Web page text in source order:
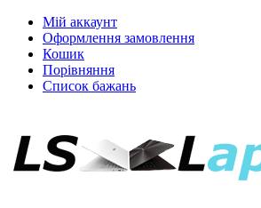
Мій аккаунт
Оформлення замовлення
Кошик
Порівняння
Список бажань